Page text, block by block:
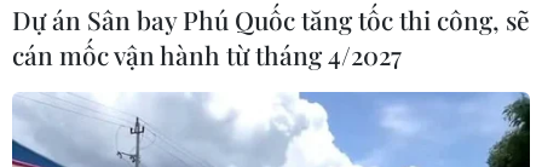
Dự án Sân bay Phú Quốc tăng tốc thi công, sẽ
cán mốc vận hành từ tháng 4/2027